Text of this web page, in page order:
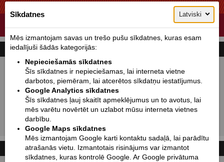
JAUNĀ KLASISKO MOTOCIKLU PAAUDZE IR DZIMUSI.
MOTOMEKLĒŠANA
Lietoti:
Ražotājs:
Indian motorcycle
Izvēlēties
Modelis:
Izvēlēties
Meklēt!
JOHN DOE - MOTO APĢĒRBS & AKSESUĀRI
Sīkdatnes Latviski
Mēs izmantojam savas un trešo pušu sīkdatnes, kuras esam
iedalījuši šādās kategorijās:
Nepieciešamās sīkdatnes
Šīs sīkdatnes ir nepieciešamas, lai interneta vietne
darbotos, piemēram, lai atcerētos sīkdatņu iestatījumus.
Google Analytics sīkdatnes
Šīs sīkdatnes ļauj skaitīt apmeklējumus un to avotus, lai
mēs varētu novērtēt un uzlabot mūsu interneta vietnes
darbību.
Google Maps sīkdatnes
Mēs izmantojam Google karti kontaktu sadaļā, lai parādītu
atrašanās vietu. Izmantotais risinājums var izmantot
sīkdatnes, kuras kontrolē Google. Ar Google privātuma